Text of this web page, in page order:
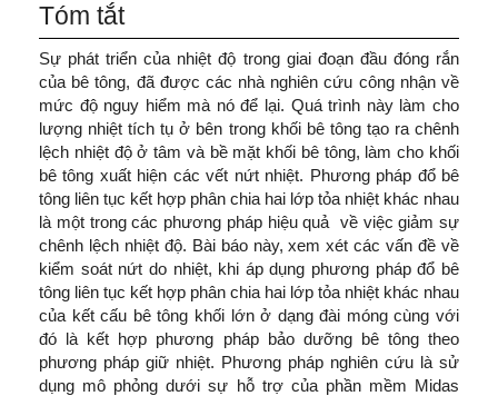
Tóm tắt
Sự phát triển của nhiệt độ trong giai đoạn đầu đóng rắn
của bê tông, đã được các nhà nghiên cứu công nhận về
mức độ nguy hiểm mà nó để lại. Quá trình này làm cho
lượng nhiệt tích tụ ở bên trong khối bê tông tạo ra chênh
lệch nhiệt độ ở tâm và bề mặt khối bê tông, làm cho khối
bê tông xuất hiện các vết nứt nhiệt. Phương pháp đổ bê
tông liên tục kết hợp phân chia hai lớp tỏa nhiệt khác nhau
là một trong các phương pháp hiệu quả về việc giảm sự
chênh lệch nhiệt độ. Bài báo này, xem xét các vấn đề về
kiểm soát nứt do nhiệt, khi áp dụng phương pháp đổ bê
tông liên tục kết hợp phân chia hai lớp tỏa nhiệt khác nhau
của kết cấu bê tông khối lớn ở dạng đài móng cùng với
đó là kết hợp phương pháp bảo dưỡng bê tông theo
phương pháp giữ nhiệt. Phương pháp nghiên cứu là sử
dụng mô phỏng dưới sự hỗ trợ của phần mềm Midas